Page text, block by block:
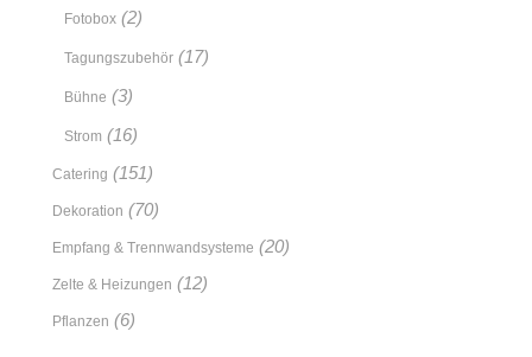
Fotobox (2)
Tagungszubehör (17)
Bühne (3)
Strom (16)
Catering (151)
Dekoration (70)
Empfang & Trennwandsysteme (20)
Zelte & Heizungen (12)
Pflanzen (6)